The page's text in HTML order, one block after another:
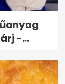
-...